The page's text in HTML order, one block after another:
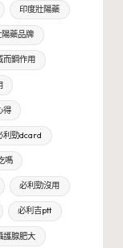
印度壯陽藥
陽藥品牌
而鋼作用
得
利勁dcard
嗎
必利勁沒用
必利吉ptt
護腺肥大